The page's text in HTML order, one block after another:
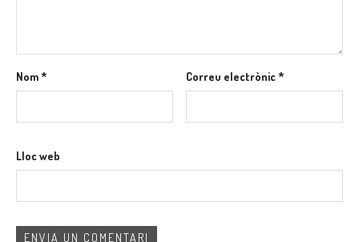
Nom* Correu electrònic*
Lloc web